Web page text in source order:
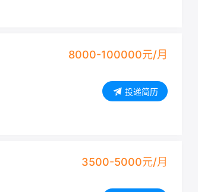
8000-100000元/月
投递简历
3500-5000元/月